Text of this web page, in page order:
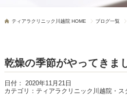
ティアラクリニック川越院 HOME ブログ一覧
乾燥の季節がやってきまし
日付： 2020年11月21日
カテゴリ： ティアラクリニック川越院・ス